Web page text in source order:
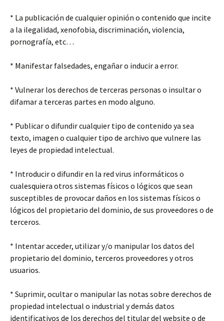
* La publicación de cualquier opinión o contenido que incite
a la ilegalidad, xenofobia, discriminación, violencia,
pornografía, etc…
* Manifestar falsedades, engañar o inducir a error.
* Vulnerar los derechos de terceras personas o insultar o
difamar a terceras partes en modo alguno.
* Publicar o difundir cualquier tipo de contenido ya sea
texto, imagen o cualquier tipo de archivo que vulnere las
leyes de propiedad intelectual.
* Introducir o difundir en la red virus informáticos o
cualesquiera otros sistemas físicos o lógicos que sean
susceptibles de provocar daños en los sistemas físicos o
lógicos del propietario del dominio, de sus proveedores o de
terceros.
* Intentar acceder, utilizar y/o manipular los datos del
propietario del dominio, terceros proveedores y otros
usuarios.
* Suprimir, ocultar o manipular las notas sobre derechos de
propiedad intelectual o industrial y demás datos
identificativos de los derechos del titular del website o de